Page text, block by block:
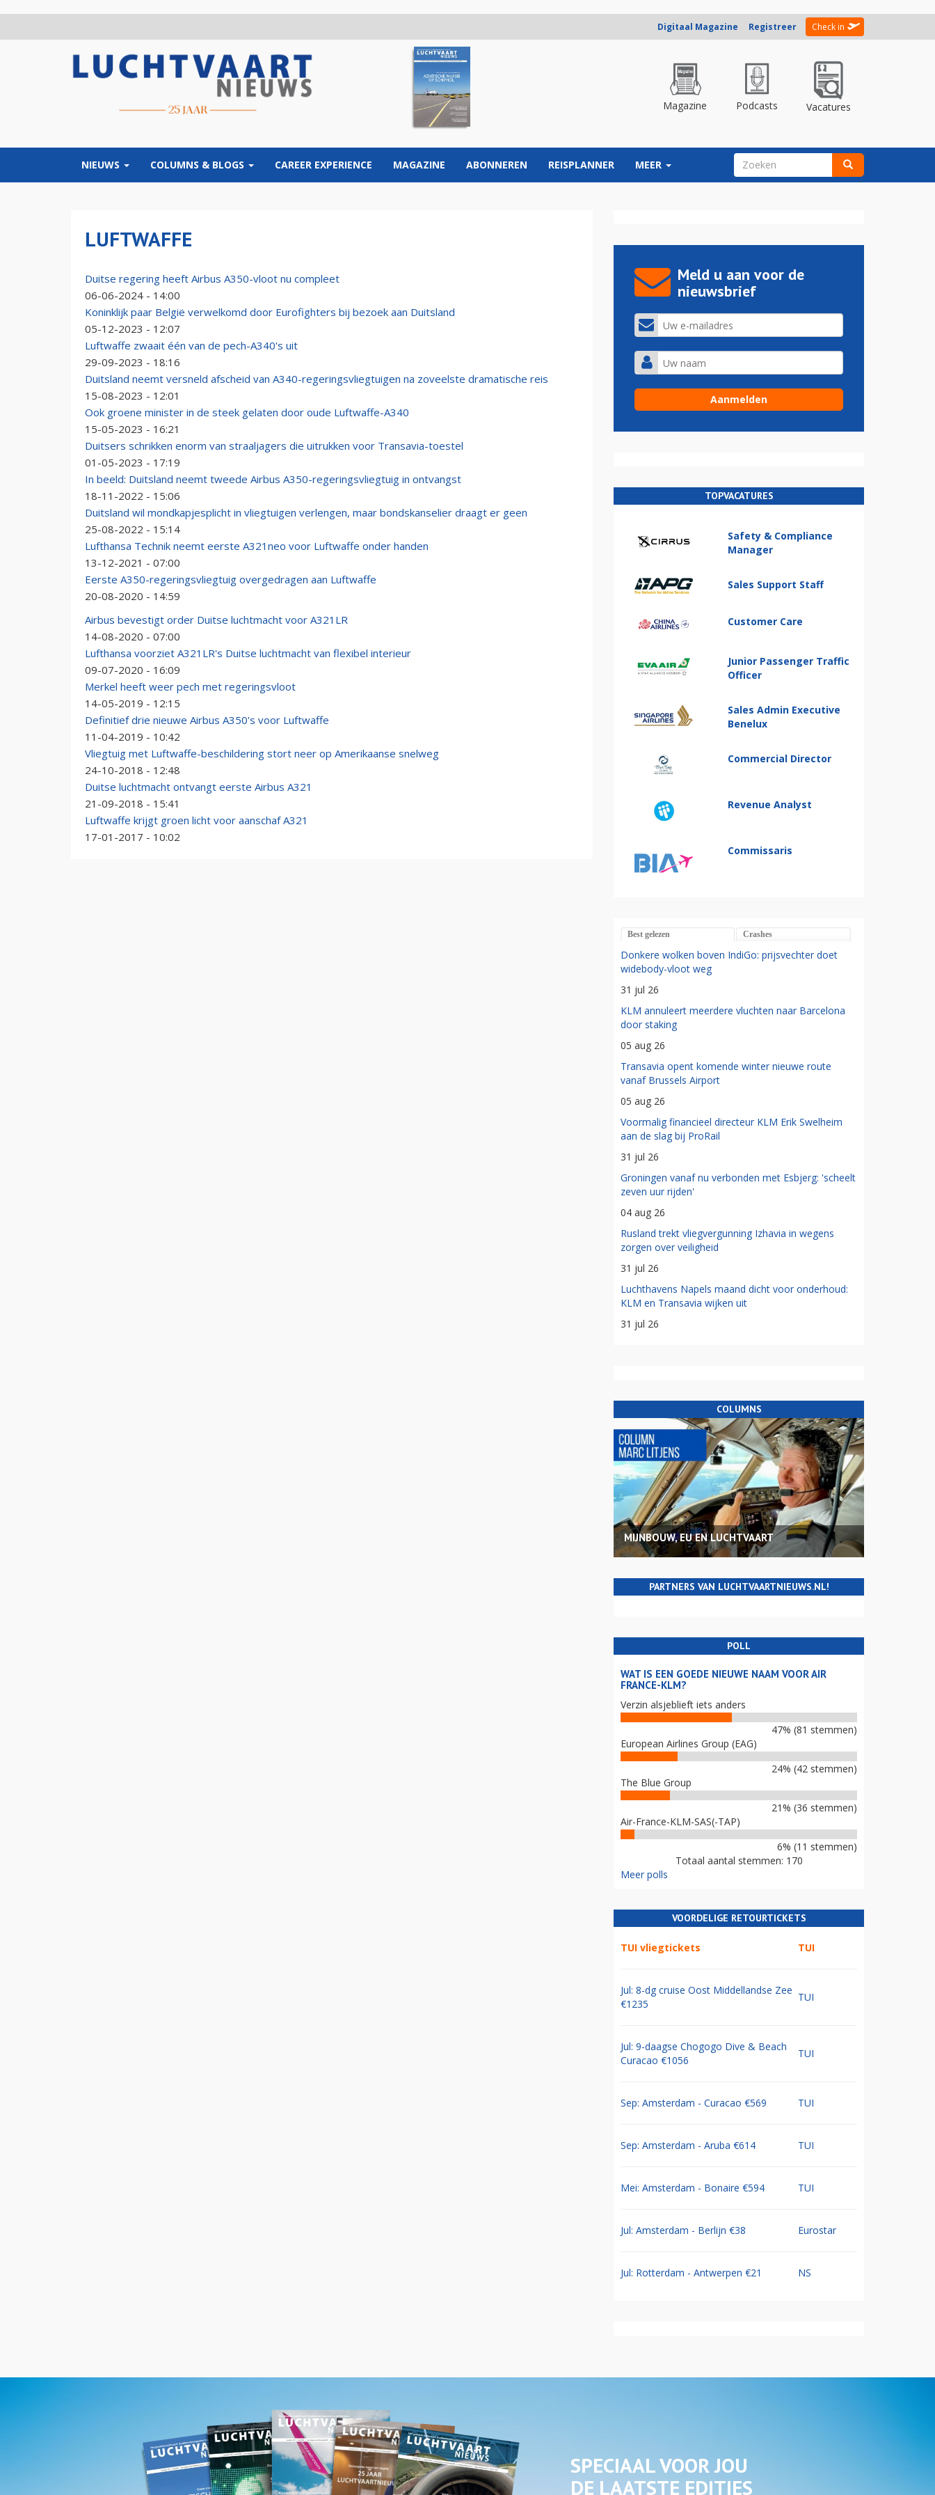
Digitaal Magazine Registreer Check in
Magazine Podcasts Vacatures
NIEUWS COLUMNS & BLOGS CAREER EXPERIENCE MAGAZINE ABONNEREN REISPLANNER MEER ZOEKVELD
LUFTWAFFE
Duitse regering heeft Airbus A350-vloot nu compleet
06-06-2024 - 14:00
Koninklijk paar België verwelkomd door Eurofighters bij bezoek aan Duitsland
05-12-2023 - 12:07
Luftwaffe zwaait één van de pech-A340's uit
29-09-2023 - 18:16
Duitsland neemt versneld afscheid van A340-regeringsvliegtuigen na zoveelste dramatische reis
15-08-2023 - 12:01
Ook groene minister in de steek gelaten door oude Luftwaffe-A340
15-05-2023 - 16:21
Duitsers schrikken enorm van straaljagers die uitrukken voor Transavia-toestel
01-05-2023 - 17:19
In beeld: Duitsland neemt tweede Airbus A350-regeringsvliegtuig in ontvangst
18-11-2022 - 15:06
Duitsland wil mondkapjesplicht in vliegtuigen verlengen, maar bondskanselier draagt er geen
25-08-2022 - 15:14
Lufthansa Technik neemt eerste A321neo voor Luftwaffe onder handen
13-12-2021 - 07:00
Eerste A350-regeringsvliegtuig overgedragen aan Luftwaffe
20-08-2020 - 14:59
Airbus bevestigt order Duitse luchtmacht voor A321LR
14-08-2020 - 07:00
Lufthansa voorziet A321LR's Duitse luchtmacht van flexibel interieur
09-07-2020 - 16:09
Merkel heeft weer pech met regeringsvloot
14-05-2019 - 12:15
Definitief drie nieuwe Airbus A350's voor Luftwaffe
11-04-2019 - 10:42
Vliegtuig met Luftwaffe-beschildering stort neer op Amerikaanse snelweg
24-10-2018 - 12:48
Duitse luchtmacht ontvangt eerste Airbus A321
21-09-2018 - 15:41
Luftwaffe krijgt groen licht voor aanschaf A321
17-01-2017 - 10:02
Meld u aan voor de
nieuwsbrief
TOPVACATURES
Safety & Compliance
Manager
Sales Support Staff
Customer Care
Junior Passenger Traffic
Officer
Sales Admin Executive
Benelux
Commercial Director
Revenue Analyst
Commissaris
Best gelezen Crashes
Donkere wolken boven IndiGo: prijsvechter doet
widebody-vloot weg
31 jul 26
KLM annuleert meerdere vluchten naar Barcelona
door staking
05 aug 26
Transavia opent komende winter nieuwe route
vanaf Brussels Airport
05 aug 26
Voormalig financieel directeur KLM Erik Swelheim
aan de slag bij ProRail
31 jul 26
Groningen vanaf nu verbonden met Esbjerg: 'scheelt
zeven uur rijden'
04 aug 26
Rusland trekt vliegvergunning Izhavia in wegens
zorgen over veiligheid
31 jul 26
Luchthavens Napels maand dicht voor onderhoud:
KLM en Transavia wijken uit
31 jul 26
COLUMNS
MIJNBOUW, EU EN LUCHTVAART
PARTNERS VAN LUCHTVAARTNIEUWS.NL!
POLL
WAT IS EEN GOEDE NIEUWE NAAM VOOR AIR
FRANCE-KLM?
Verzin alsjeblieft iets anders
47% (81 stemmen)
European Airlines Group (EAG)
24% (42 stemmen)
The Blue Group
21% (36 stemmen)
Air-France-KLM-SAS(-TAP)
6% (11 stemmen)
Totaal aantal stemmen: 170
Meer polls
VOORDELIGE RETOURTICKETS
TUI vliegtickets TUI
Jul: 8-dg cruise Oost Middellandse Zee
€1235
TUI
Jul: 9-daagse Chogogo Dive & Beach
Curacao €1056
TUI
Sep: Amsterdam - Curacao €569 TUI
Sep: Amsterdam - Aruba €614 TUI
Mei: Amsterdam - Bonaire €594 TUI
Jul: Amsterdam - Berlijn €38 Eurostar
Jul: Rotterdam - Antwerpen €21 NS
SPECIAAL VOOR JOU
DE LAATSTE EDITIES